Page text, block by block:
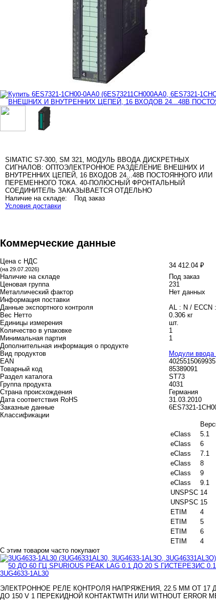
SIMATIC S7-300, SM 321, МОДУЛЬ ВВОДА ДИСКРЕТНЫХ
СИГНАЛОВ: ОПТОЭЛЕКТРОННОЕ РАЗДЕЛЕНИЕ ВНЕШНИХ И
ВНУТРЕННИХ ЦЕПЕЙ, 16 ВХОДОВ 24...48В ПОСТОЯННОГО ИЛИ
ПЕРЕМЕННОГО ТОКА. 40-ПОЛЮСНЫЙ ФРОНТАЛЬНЫЙ
СОЕДИНИТЕЛЬ ЗАКАЗЫВАЕТСЯ ОТДЕЛЬНО
Наличие на складе:
Под заказ
Условия доставки
Коммерческие данные
Цена с НДС
(на 29.07.2026)
34 412.04 ₽
Наличие на складе
Под заказ
Ценовая группа
231
Металлический фактор
Нет данных
Информация поставки
Данные экспортного контроля
AL : N / ECCN
Вес Нетто
0.306 кг
Единицы измерения
шт.
Количество в упаковке
1
Минимальная партия
1
Дополнительная информация о продукте
Вид продуктов
Модули ввода
EAN
4025515069935
Товарный код
85389091
Раздел каталога
ST73
Группа продукта
4031
Страна происхождения
Германия
Дата соответствия RoHS
31.03.2010
Заказные данные
6ES7321-
Классификации
eClass
5.1
eClass
6
eClass
7.1
eClass
8
eClass
9
eClass
9.1
UNSPSC 14
UNSPSC 15
ETIM
4
ETIM
5
ETIM
6
ETIM
4
С этим товаром часто покупают
3UG4633-1AL30
ЭЛЕКТРОННОЕ РЕЛЕ КОНТРОЛЯ НАПРЯЖЕНИЯ, 22.5 MM ОТ 17 ДО
ДО 150 V 1 ПЕРЕКИДНОЙ КОНТАКТWITH ИЛИ WITHOUT ERROR